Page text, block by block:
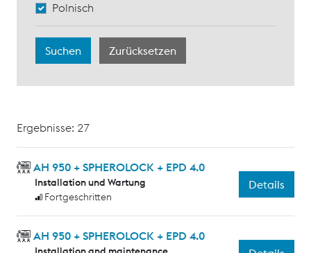
Polnisch
Ergebnisse: 27
AH 950 + SPHEROLOCK + EPD 4.0
Installation und Wartung
Fortgeschritten
Details
AH 950 + SPHEROLOCK + EPD 4.0